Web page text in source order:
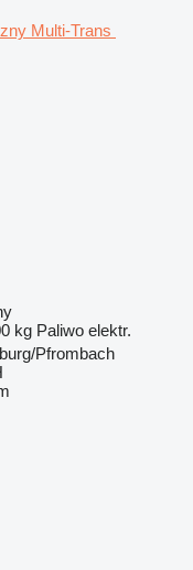
kg Paliwo elektr.
Pfrombach